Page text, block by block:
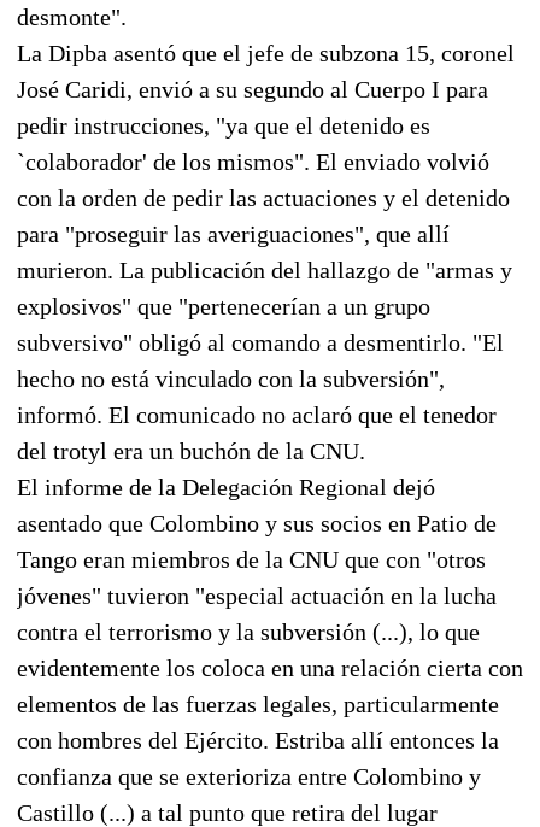
desmonte".
La Dipba asentó que el jefe de subzona 15, coronel
José Caridi, envió a su segundo al Cuerpo I para
pedir instrucciones, "ya que el detenido es
`colaborador' de los mismos". El enviado volvió
con la orden de pedir las actuaciones y el detenido
para "proseguir las averiguaciones", que allí
murieron. La publicación del hallazgo de "armas y
explosivos" que "pertenecerían a un grupo
subversivo" obligó al comando a desmentirlo. "El
hecho no está vinculado con la subversión",
informó. El comunicado no aclaró que el tenedor
del trotyl era un buchón de la CNU.
El informe de la Delegación Regional dejó
asentado que Colombino y sus socios en Patio de
Tango eran miembros de la CNU que con "otros
jóvenes" tuvieron "especial actuación en la lucha
contra el terrorismo y la subversión (...), lo que
evidentemente los coloca en una relación cierta con
elementos de las fuerzas legales, particularmente
con hombres del Ejército. Estriba allí entonces la
confianza que se exterioriza entre Colombino y
Castillo (...) a tal punto que retira del lugar